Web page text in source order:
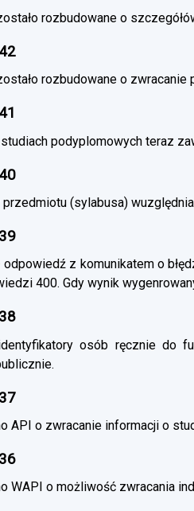
rozbudowane o
rozbudowane o zwracanie
podyplomowych teraz
przedmiotu (sylabusa)
odpowiedź z komunikatem o
400. Gdy wynik
osób ręcznie do
API o zwracanie informacji o
WAPI o możliwość zwracania